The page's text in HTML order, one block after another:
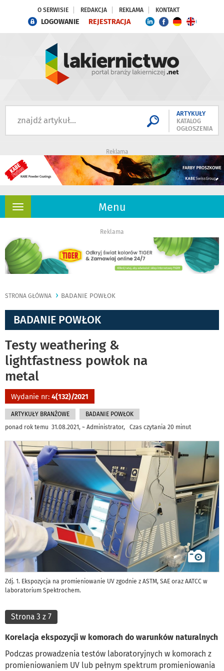
O SERWISIE REDAKCJA REKLAMA KONTAKT
LOGOWANIE REJESTRACJA
ARTYKUŁY
KATALOG
OGŁOSZENIA
Reklama
Menu
Rozwiń
Reklama
STRONA GŁÓWNA BADANIE POWŁOK
BADANIE POWŁOK
Testy weathering &
lightfastness powłok na
metal
Wydanie nr: 4(132)/2021
ARTYKUŁY BRANŻOWE
BADANIE POWŁOK
ponad rok temu 31.08.2021, ~ Administrator, Czas czytania 20 minut
Zdj. 1. Ekspozycja na promieniowanie UV zgodnie z ASTM, SAE oraz AATCC w
laboratorium Spektrochem.
Strona 3 z 7
Korelacja ekspozycji w komorach do warunków naturalnych
Podczas prowadzenia testów laboratoryjnych w komorach z
promieniowaniem UV lub pełnym spektrum promieniowania